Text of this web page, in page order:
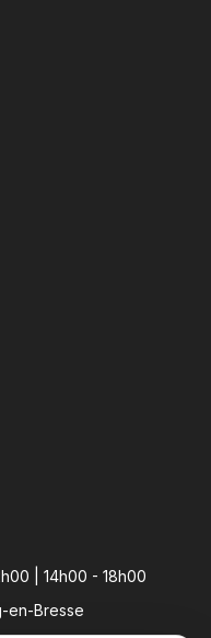
| 14h00 - 18h00
en-Bresse